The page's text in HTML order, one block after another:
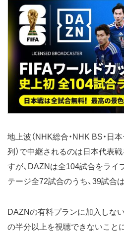
地上波（NHK総合・NHK BS・日
列）で中継されるのは日本代表
すが、DAZNは全104試合をライ
テージ全72試合のうち、39試合
DAZNの有料プランに加入しな
の半分以上を視聴できないこと